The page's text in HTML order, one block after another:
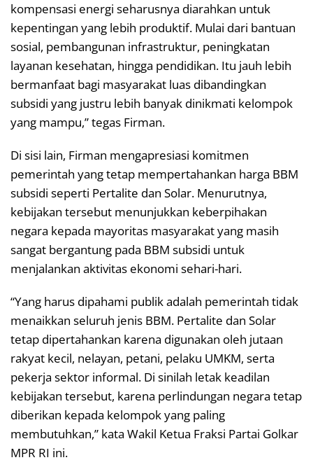
kompensasi energi seharusnya diarahkan untuk
kepentingan yang lebih produktif. Mulai dari bantuan
sosial, pembangunan infrastruktur, peningkatan
layanan kesehatan, hingga pendidikan. Itu jauh lebih
bermanfaat bagi masyarakat luas dibandingkan
subsidi yang justru lebih banyak dinikmati kelompok
yang mampu,” tegas Firman.
Di sisi lain, Firman mengapresiasi komitmen
pemerintah yang tetap mempertahankan harga BBM
subsidi seperti Pertalite dan Solar. Menurutnya,
kebijakan tersebut menunjukkan keberpihakan
negara kepada mayoritas masyarakat yang masih
sangat bergantung pada BBM subsidi untuk
menjalankan aktivitas ekonomi sehari-hari.
“Yang harus dipahami publik adalah pemerintah tidak
menaikkan seluruh jenis BBM. Pertalite dan Solar
tetap dipertahankan karena digunakan oleh jutaan
rakyat kecil, nelayan, petani, pelaku UMKM, serta
pekerja sektor informal. Di sinilah letak keadilan
kebijakan tersebut, karena perlindungan negara tetap
diberikan kepada kelompok yang paling
membutuhkan,” kata Wakil Ketua Fraksi Partai Golkar
MPR RI ini.